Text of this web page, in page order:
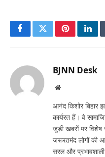
FacebookTwitterPinterest
BJNN Desk
Website
आनंद किशोर बिहार
कार्यरत हैं। वे
जुड़ी खबरों पर
जरूरतमंद लोगों की
सरल और